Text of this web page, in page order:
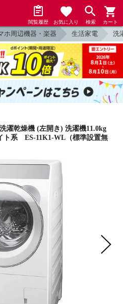
閲覧履歴 お気に入り 検索 カート
ホ周辺機器・楽器 生活家電 洗
乾燥機 (左開き) 洗濯機11.0kg
ト系 ES-11K1-WL（標準設置無